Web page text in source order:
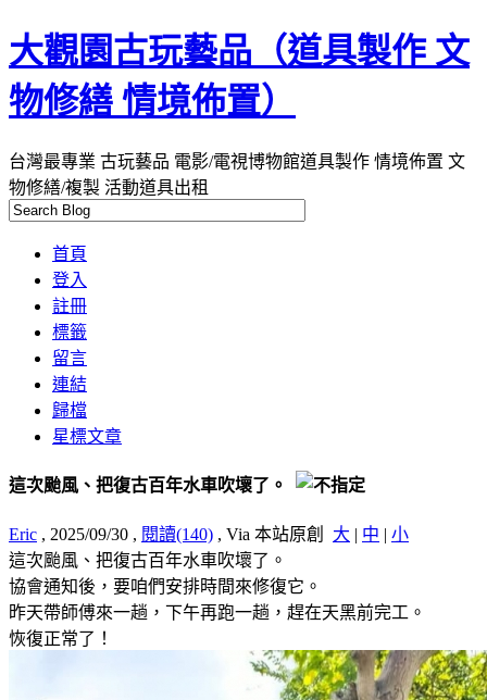
大觀園古玩藝品（道具製作 文
物修繕 情境佈置）
台灣最專業 古玩藝品 電影/電視博物館道具製作 情境佈置 文
物修繕/複製 活動道具出租
首頁
登入
註冊
標籤
留言
連結
歸檔
星標文章
這次颱風、把復古百年水車吹壞了。
Eric , 2025/09/30 , 閱讀(140) , Via 本站原創 大 | 中 | 小
這次颱風、把復古百年水車吹壞了。
協會通知後，要咱們安排時間來修復它。
昨天帶師傅來一趟，下午再跑一趟，趕在天黑前完工。
恢復正常了！